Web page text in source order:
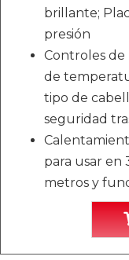
brillante;
presión
Controles de
de
tipo de
seguridad
para usar en
metros y